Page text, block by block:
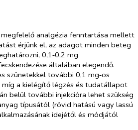
analgézia fenntartása mellett
érjünk el, az adagot minden beteg
0,1‑0,2 mg
általában elegendő.
szünetekkel további 0,1 mg‑os
a kielégítő légzés és tudatállapot
belül további injekcióra lehet szükség
típusától (rövid hatású vagy lassú
idejétől és módjától